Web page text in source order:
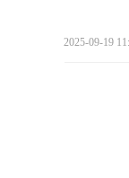
2025-09-19